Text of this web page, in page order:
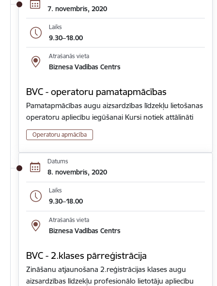
7. novembris, 2020
Laiks
9.30–18.00
Atrašanās vieta
Biznesa Vadības Centrs
BVC - operatoru pamatapmācības
Pamatapmācības augu aizsardzības līdzekļu lietošanas
operatoru apliecību iegūšanai Kursi notiek attālināti
Operatoru apmācība
Datums
8. novembris, 2020
Laiks
9.30–18.00
Atrašanās vieta
Biznesa Vadības Centrs
BVC - 2.klases pārreģistrācija
Zināšanu atjaunošana 2.reģistrācijas klases augu
aizsardzības līdzekļu profesionālo lietotāju apliecību